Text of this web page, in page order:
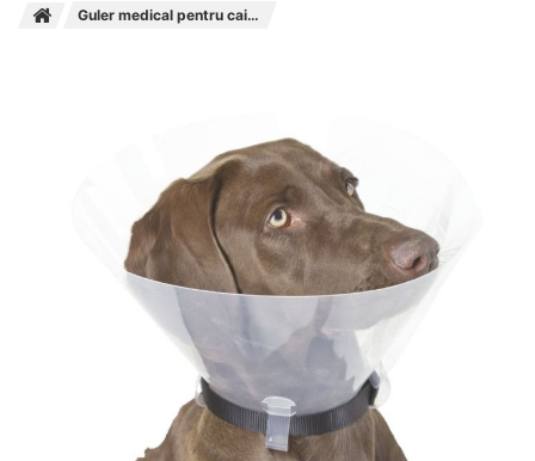
Guler medical pentru caini 10 cm Kerbl